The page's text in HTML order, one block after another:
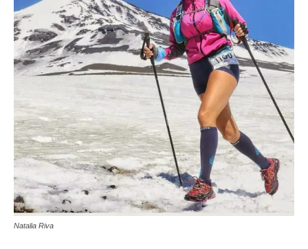
Natalia Riva